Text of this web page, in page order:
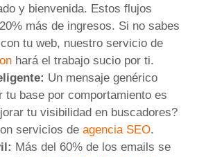
y bienvenida. Estos flujos
más de ingresos. Si no sabes
tu web, nuestro servicio de
hará el trabajo sucio por ti.
Un mensaje genérico
tu base por comportamiento es
tu visibilidad en buscadores?
servicios de agencia SEO.
Más del 60% de los emails se